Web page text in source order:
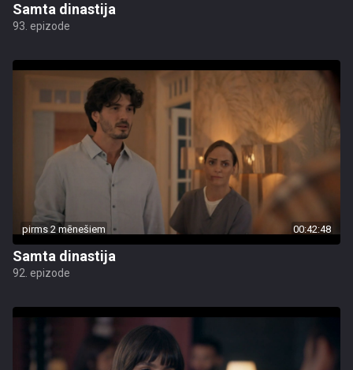
Samta dinastija
93. epizode
pirms 2 mēnešiem 00:42:48
Samta dinastija
92. epizode